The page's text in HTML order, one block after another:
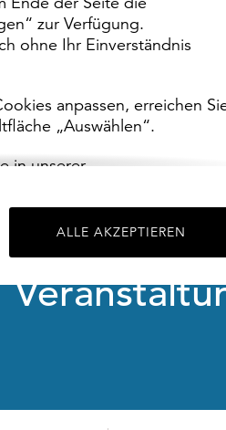
zur Verfügung.
ohne Ihr Einverständnis
anpassen, erreichen
„Auswählen“.
in unserer
ALLE AKZEPTIEREN
MUSEUMSPORTAL DIE